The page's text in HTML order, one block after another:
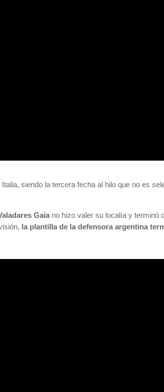
siendo la tercera fecha al hilo que no es
Gaia no hizo valer su localía y terminó
la plantilla de la defensora argentina